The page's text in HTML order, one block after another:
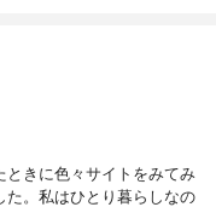
ときに色々サイトをみてみ
た。私はひとり暮らしなの